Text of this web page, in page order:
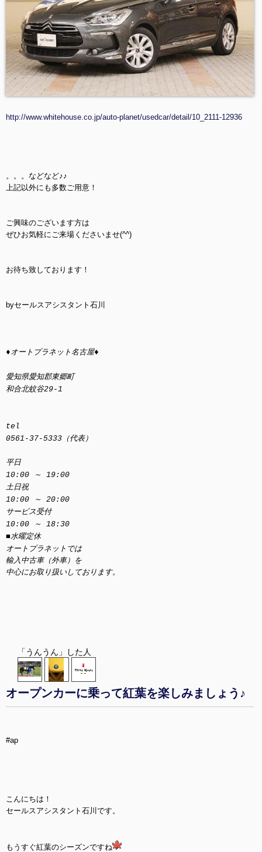
http://www.whitehouse.co.jp/auto-planet/usedcar/detail/10_2111-12936
。。。などなど♪♪
上記以外にも多数ご用意！
ご興味のございます方は
ぜひお気軽にご来場くださいませ(^^)
お待ち致しております！
byセールスアシスタント石川
♦オートプラネット名古屋♦
愛知県愛知郡東郷町
和合北蚊谷29-1
tel
0561-37-5333（代表）
平日
10:00 ～ 19:00
土日祝
10:00 ～ 20:00
サービス受付
10:00 ～ 18:30
■水曜定休
オートプラネットでは
輸入中古車（外車）を
中心にお取り扱いしております。
「うんうん」した人
オープンカーに乗って紅葉を楽しみましょう♪
#ap
こんにちは！
セールスアシスタント石川です。
もうすぐ紅葉のシーズンですね